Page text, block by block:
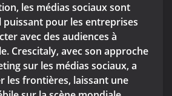
les médias sociaux sont
pour les entreprises
avec des audiences à
Crescitaly, avec son approche
sur les médias sociaux, a
les frontières, laissant une